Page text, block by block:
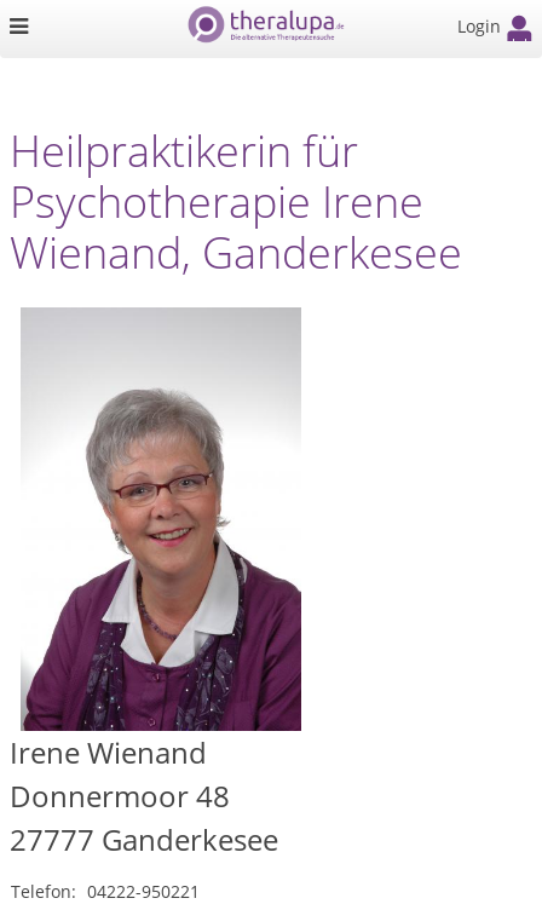
Login
Heilpraktikerin für
Psychotherapie Irene
Wienand, Ganderkesee
Irene Wienand
Donnermoor 48
27777 Ganderkesee
Telefon: 04222-950221